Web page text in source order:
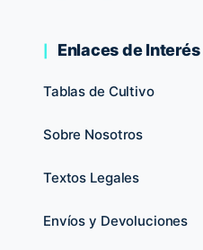
Enlaces de Interés
Tablas de Cultivo
Sobre Nosotros
Textos Legales
Envíos y Devoluciones